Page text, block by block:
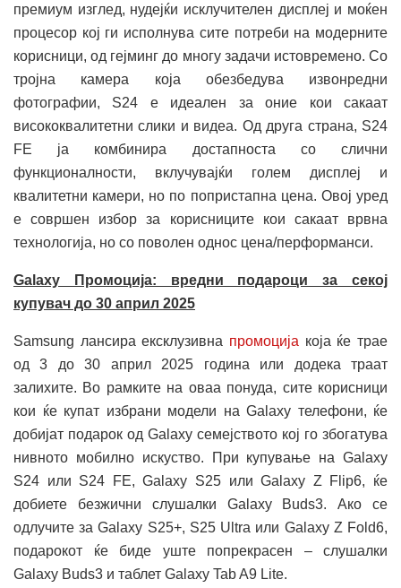
премиум изглед, нудејќи исклучителен дисплеј и моќен
процесор кој ги исполнува сите потреби на модерните
корисници, од гејминг до многу задачи истовремено. Со
тројна камера која обезбедува извонредни
фотографии, S24 е идеален за оние кои сакаат
висококвалитетни слики и видеа. Од друга страна, S24
FE ја комбинира достапноста со слични
функционалности, вклучувајќи голем дисплеј и
квалитетни камери, но по попристапна цена. Овој уред
е совршен избор за корисниците кои сакаат врвна
технологија, но со поволен однос цена/перформанси.
Galaxy Промоција: вредни подароци за секој
купувач до 30 април 2025
Samsung лансира ексклузивна промоција која ќе трае
од 3 до 30 април 2025 година или додека траат
залихите. Во рамките на оваа понуда, сите корисници
кои ќе купат избрани модели на Galaxy телефони, ќе
добијат подарок од Galaxy семејството кој го збогатува
нивното мобилно искуство. При купување на Galaxy
S24 или S24 FE, Galaxy S25 или Galaxy Z Flip6, ќе
добиете безжични слушалки Galaxy Buds3. Ако се
одлучите за Galaxy S25+, S25 Ultra или Galaxy Z Fold6,
подарокот ќе биде уште попрекрасен – слушалки
Galaxy Buds3 и таблет Galaxy Tab A9 Lite.